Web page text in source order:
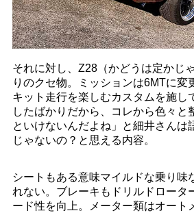
それに対し、Z28（かどうは定かじ
りのクセ物。ミッションは6MTに変
キット走行を楽しむカスタムを施し
したばかりだから、コレから色々と
といけないんだよね」と細井さんは
じゃないの？と思える内容。
シートもある意味マイルドな乗り味
れない。ブレーキもドリルドロータ
ード性を向上。メーター類はオート